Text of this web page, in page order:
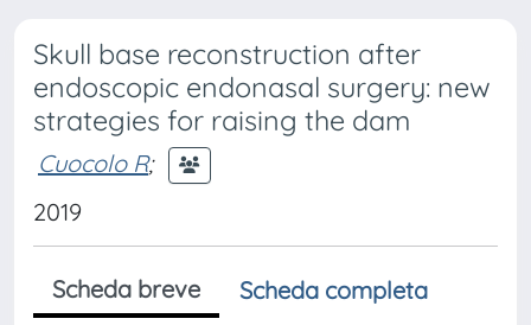
Skull base reconstruction after
endoscopic endonasal surgery: new
strategies for raising the dam
Cuocolo R;
2019
Scheda breve
Scheda completa